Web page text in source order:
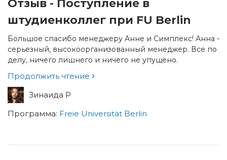
Отзыв - Поступление в
штудиенколлег при FU Berlin
Большое спасибо менеджеру Анне и Симплекс! Анна -
серьезный, высокоорганизованный менеджер. Все по
делу, ничего лишнего и ничего не упущено.
Продолжить чтение
Зинаида Р
Программа: Freie Universität Berlin